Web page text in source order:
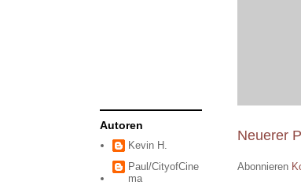
Neuerer
Abonnieren
Autoren
Kevin H.
Paul/CityofCine
ma